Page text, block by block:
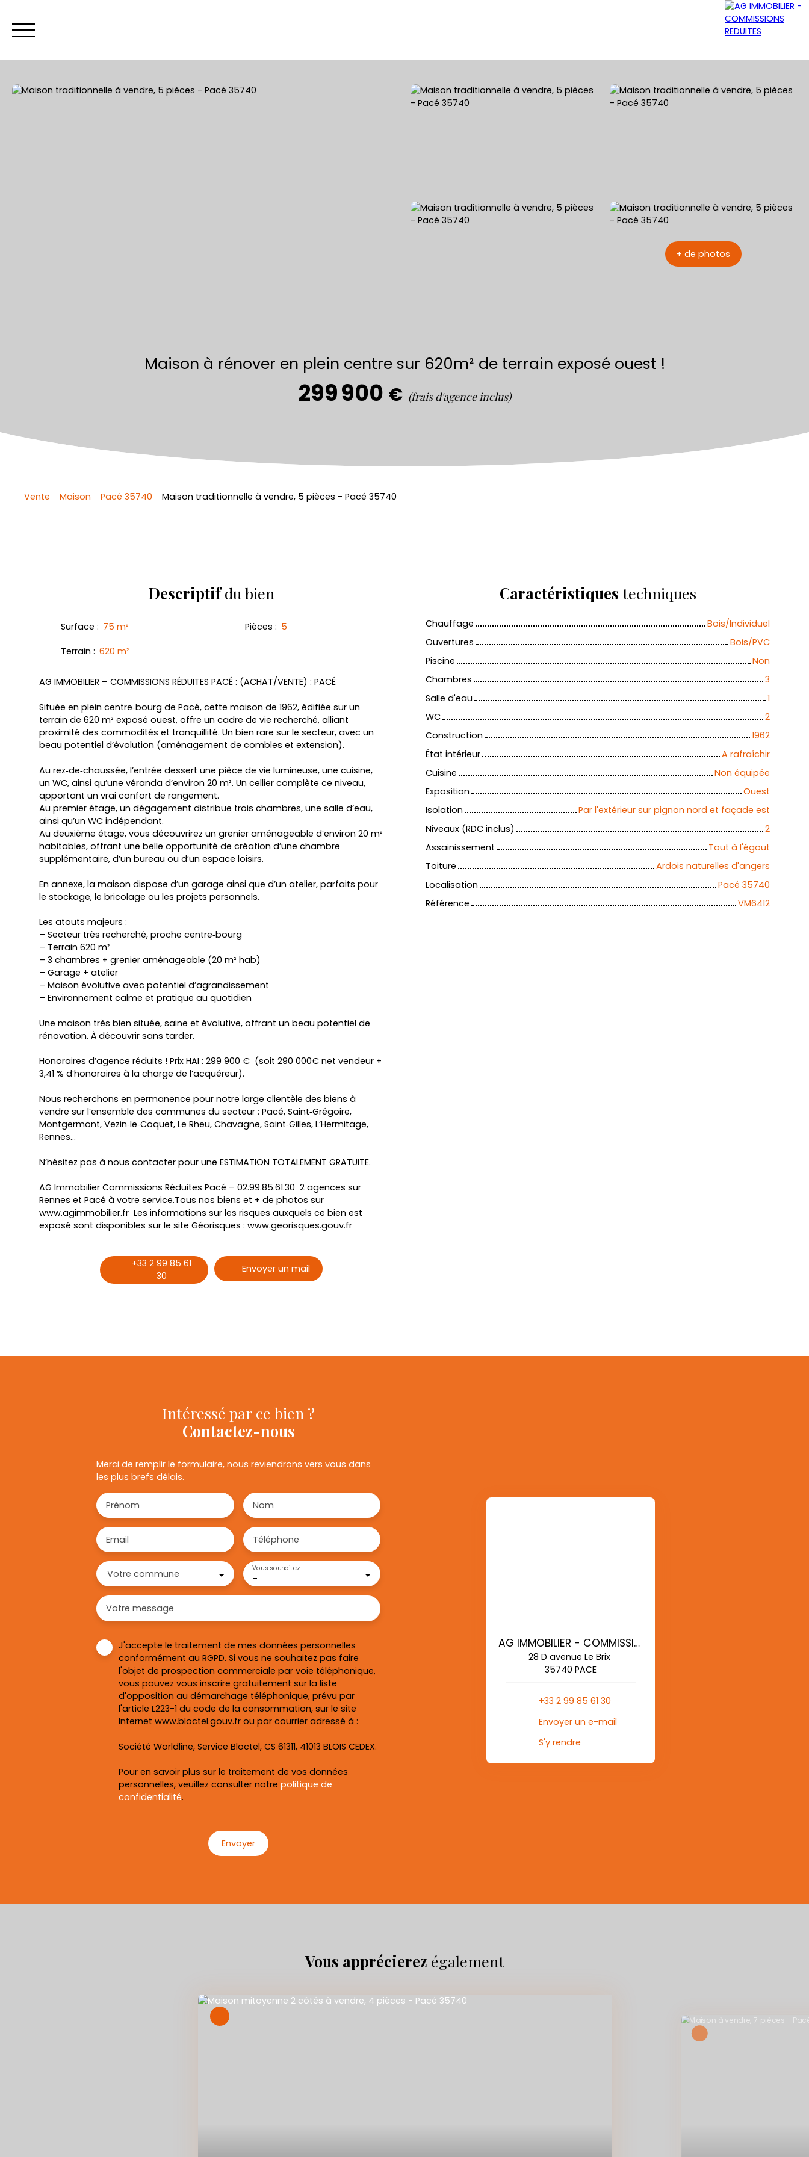
LOUER ESTIMATION GRATUITE NOS AGENCES
+ de photos
Maison à rénover en plein centre sur 620m² de terrain exposé ouest !
299 900 € (frais d'agence inclus)
Vente Maison Pacé 35740 Maison traditionnelle à vendre, 5 pièces - Pacé 35740
Descriptifdu bien
Surface : 75 m² Pièces : 5
Terrain : 620 m²
AG IMMOBILIER – COMMISSIONS RÉDUITES PACÉ : (ACHAT/VENTE) : PACÉ
Située en plein centre‑bourg de Pacé, cette maison de 1962, édifiée sur un
terrain de 620 m² exposé ouest, offre un cadre de vie recherché, alliant
proximité des commodités et tranquillité. Un bien rare sur le secteur, avec un
beau potentiel d’évolution (aménagement de combles et extension).
Au rez‑de‑chaussée, l’entrée dessert une pièce de vie lumineuse, une cuisine,
un WC, ainsi qu’une véranda d’environ 20 m². Un cellier complète ce niveau,
apportant un vrai confort de rangement.
Au premier étage, un dégagement distribue trois chambres, une salle d’eau,
ainsi qu’un WC indépendant.
Au deuxième étage, vous découvrirez un grenier aménageable d’environ 20 m²
habitables, offrant une belle opportunité de création d’une chambre
supplémentaire, d’un bureau ou d’un espace loisirs.
En annexe, la maison dispose d’un garage ainsi que d’un atelier, parfaits pour
le stockage, le bricolage ou les projets personnels.
Les atouts majeurs :
– Secteur très recherché, proche centre‑bourg
– Terrain 620 m²
– 3 chambres + grenier aménageable (20 m² hab)
– Garage + atelier
– Maison évolutive avec potentiel d’agrandissement
– Environnement calme et pratique au quotidien
Une maison très bien située, saine et évolutive, offrant un beau potentiel de
rénovation. À découvrir sans tarder.
Honoraires d’agence réduits ! Prix HAI : 299 900 € (soit 290 000€ net vendeur +
3,41 % d’honoraires à la charge de l’acquéreur).
Nous recherchons en permanence pour notre large clientèle des biens à
vendre sur l’ensemble des communes du secteur : Pacé, Saint‑Grégoire,
Montgermont, Vezin‑le‑Coquet, Le Rheu, Chavagne, Saint‑Gilles, L’Hermitage,
Rennes…
N’hésitez pas à nous contacter pour une ESTIMATION TOTALEMENT GRATUITE.
AG Immobilier Commissions Réduites Pacé – 02.99.85.61.30 2 agences sur
Rennes et Pacé à votre service.Tous nos biens et + de photos sur
www.agimmobilier.fr Les informations sur les risques auxquels ce bien est
exposé sont disponibles sur le site Géorisques : www.georisques.gouv.fr
+33 2 99 85 61
30
Envoyer un mail
Caractéristiques techniques
Chauffage
Bois/Individuel
Ouvertures
Bois/PVC
Piscine
Non
Chambres
3
Salle d'eau
1
WC
2
Construction
1962
État intérieur
A rafraîchir
Cuisine
Non équipée
Exposition
Ouest
Isolation
Par l'extérieur sur pignon nord et façade est
Niveaux (RDC inclus)
2
Assainissement
Tout à l'égout
Toiture
Ardois naturelles d'angers
Localisation
Pacé 35740
Référence
VM6412
Intéressé par ce bien ?
Contactez-nous
Merci de remplir le formulaire, nous reviendrons vers vous dans
les plus brefs délais.
Prénom Nom
Email Téléphone
Votre commune -
Vous souhaitez
Votre message
J'accepte le traitement de mes données personnelles
conformément au RGPD. Si vous ne souhaitez pas faire
l'objet de prospection commerciale par voie téléphonique,
vous pouvez vous inscrire gratuitement sur la liste
d'opposition au démarchage téléphonique, prévu par
l'article L223-1 du code de la consommation, sur le site
Internet www.bloctel.gouv.fr ou par courrier adressé à :
Société Worldline, Service Bloctel, CS 61311, 41013 BLOIS CEDEX.
Pour en savoir plus sur le traitement de vos données
personnelles, veuillez consulter notre politique de
confidentialité.
Envoyer
AG IMMOBILIER - COMMISSIONS REDUITES
28 D avenue Le Brix
35740 PACE
+33 2 99 85 61 30
Envoyer un e-mail
S'y rendre
Vous apprécierez également